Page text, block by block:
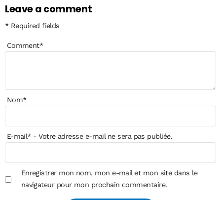
Leave a comment
* Required fields
Comment*
Nom*
E-mail*- Votre adresse e-mail ne sera pas publiée.
Enregistrer mon nom, mon e-mail et mon site dans le
navigateur pour mon prochain commentaire.